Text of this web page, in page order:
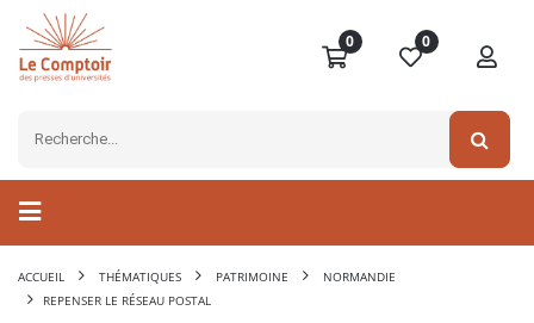
0 0
ACCUEIL THÉMATIQUES PATRIMOINE
NORMANDIE
REPENSER LE RÉSEAU POSTAL